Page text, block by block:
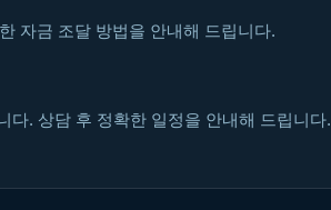
자금 조달 방법을 안내해 드립니다.
다. 상담 후 정확한 일정을 안내해 드립니다.